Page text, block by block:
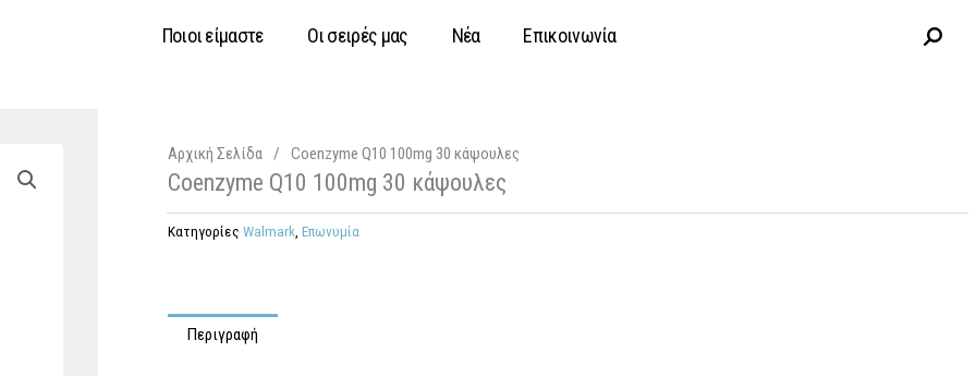
Ποιοι είμαστε Οι σειρές μας Νέα Επικοινωνία
Αρχική Σελίδα / Coenzyme Q10 100mg 30 κάψουλες
Coenzyme Q10 100mg 30 κάψουλες
Κατηγορίες Walmark, Επωνυμία
Περιγραφή